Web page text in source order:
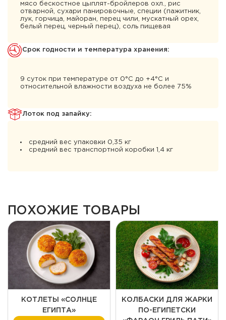
мясо бескостное цыплят-бройлеров охл., рис
отварной, сухари панировочные, специи (пажитник,
лук, горчица, майоран, перец чили, мускатный орех,
белый перец, черный перец), соль пищевая
Cрок годности и температура хранения:
9 суток при температуре от 0°С до +4°С и
относительной влажности воздуха не более 75%
Лоток под запайку:
средний вес упаковки 0,35 кг
средний вес транспортной коробки 1,4 кг
ПОХОЖИЕ ТОВАРЫ
КОТЛЕТЫ «СОЛНЦЕ
ЕГИПТА»
КОЛБАСКИ ДЛЯ ЖАРКИ
ПО-ЕГИПЕТСКИ